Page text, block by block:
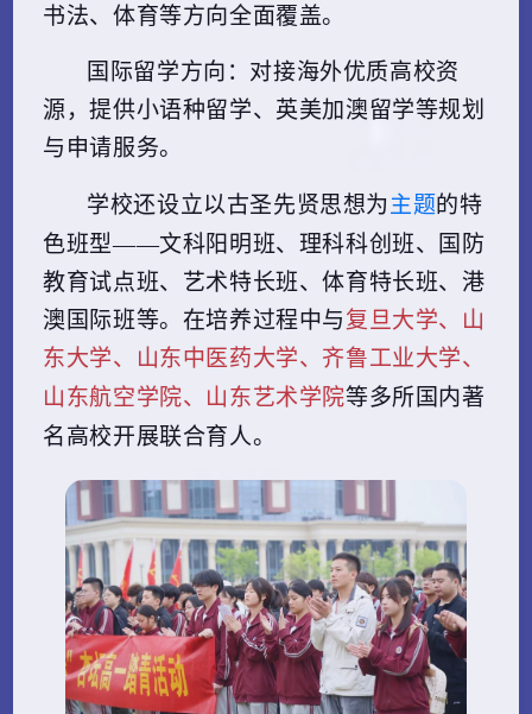
书法、体育等方向全面覆盖。
国际留学方向 ：对接海外优质高校资
源，提供小语种留学、英美加澳留学等规划
与申请服务。
学校还设立以古圣先贤思想为主题的特
色班型——文科阳明班、理科科创班、国防
教育试点班、艺术特长班、体育特长班、港
澳国际班等。在培养过程中与复旦大学、山
东大学、山东中医药大学、齐鲁工业大学、
山东航空学院、山东艺术学院等多所国内著
名高校开展联合育人。